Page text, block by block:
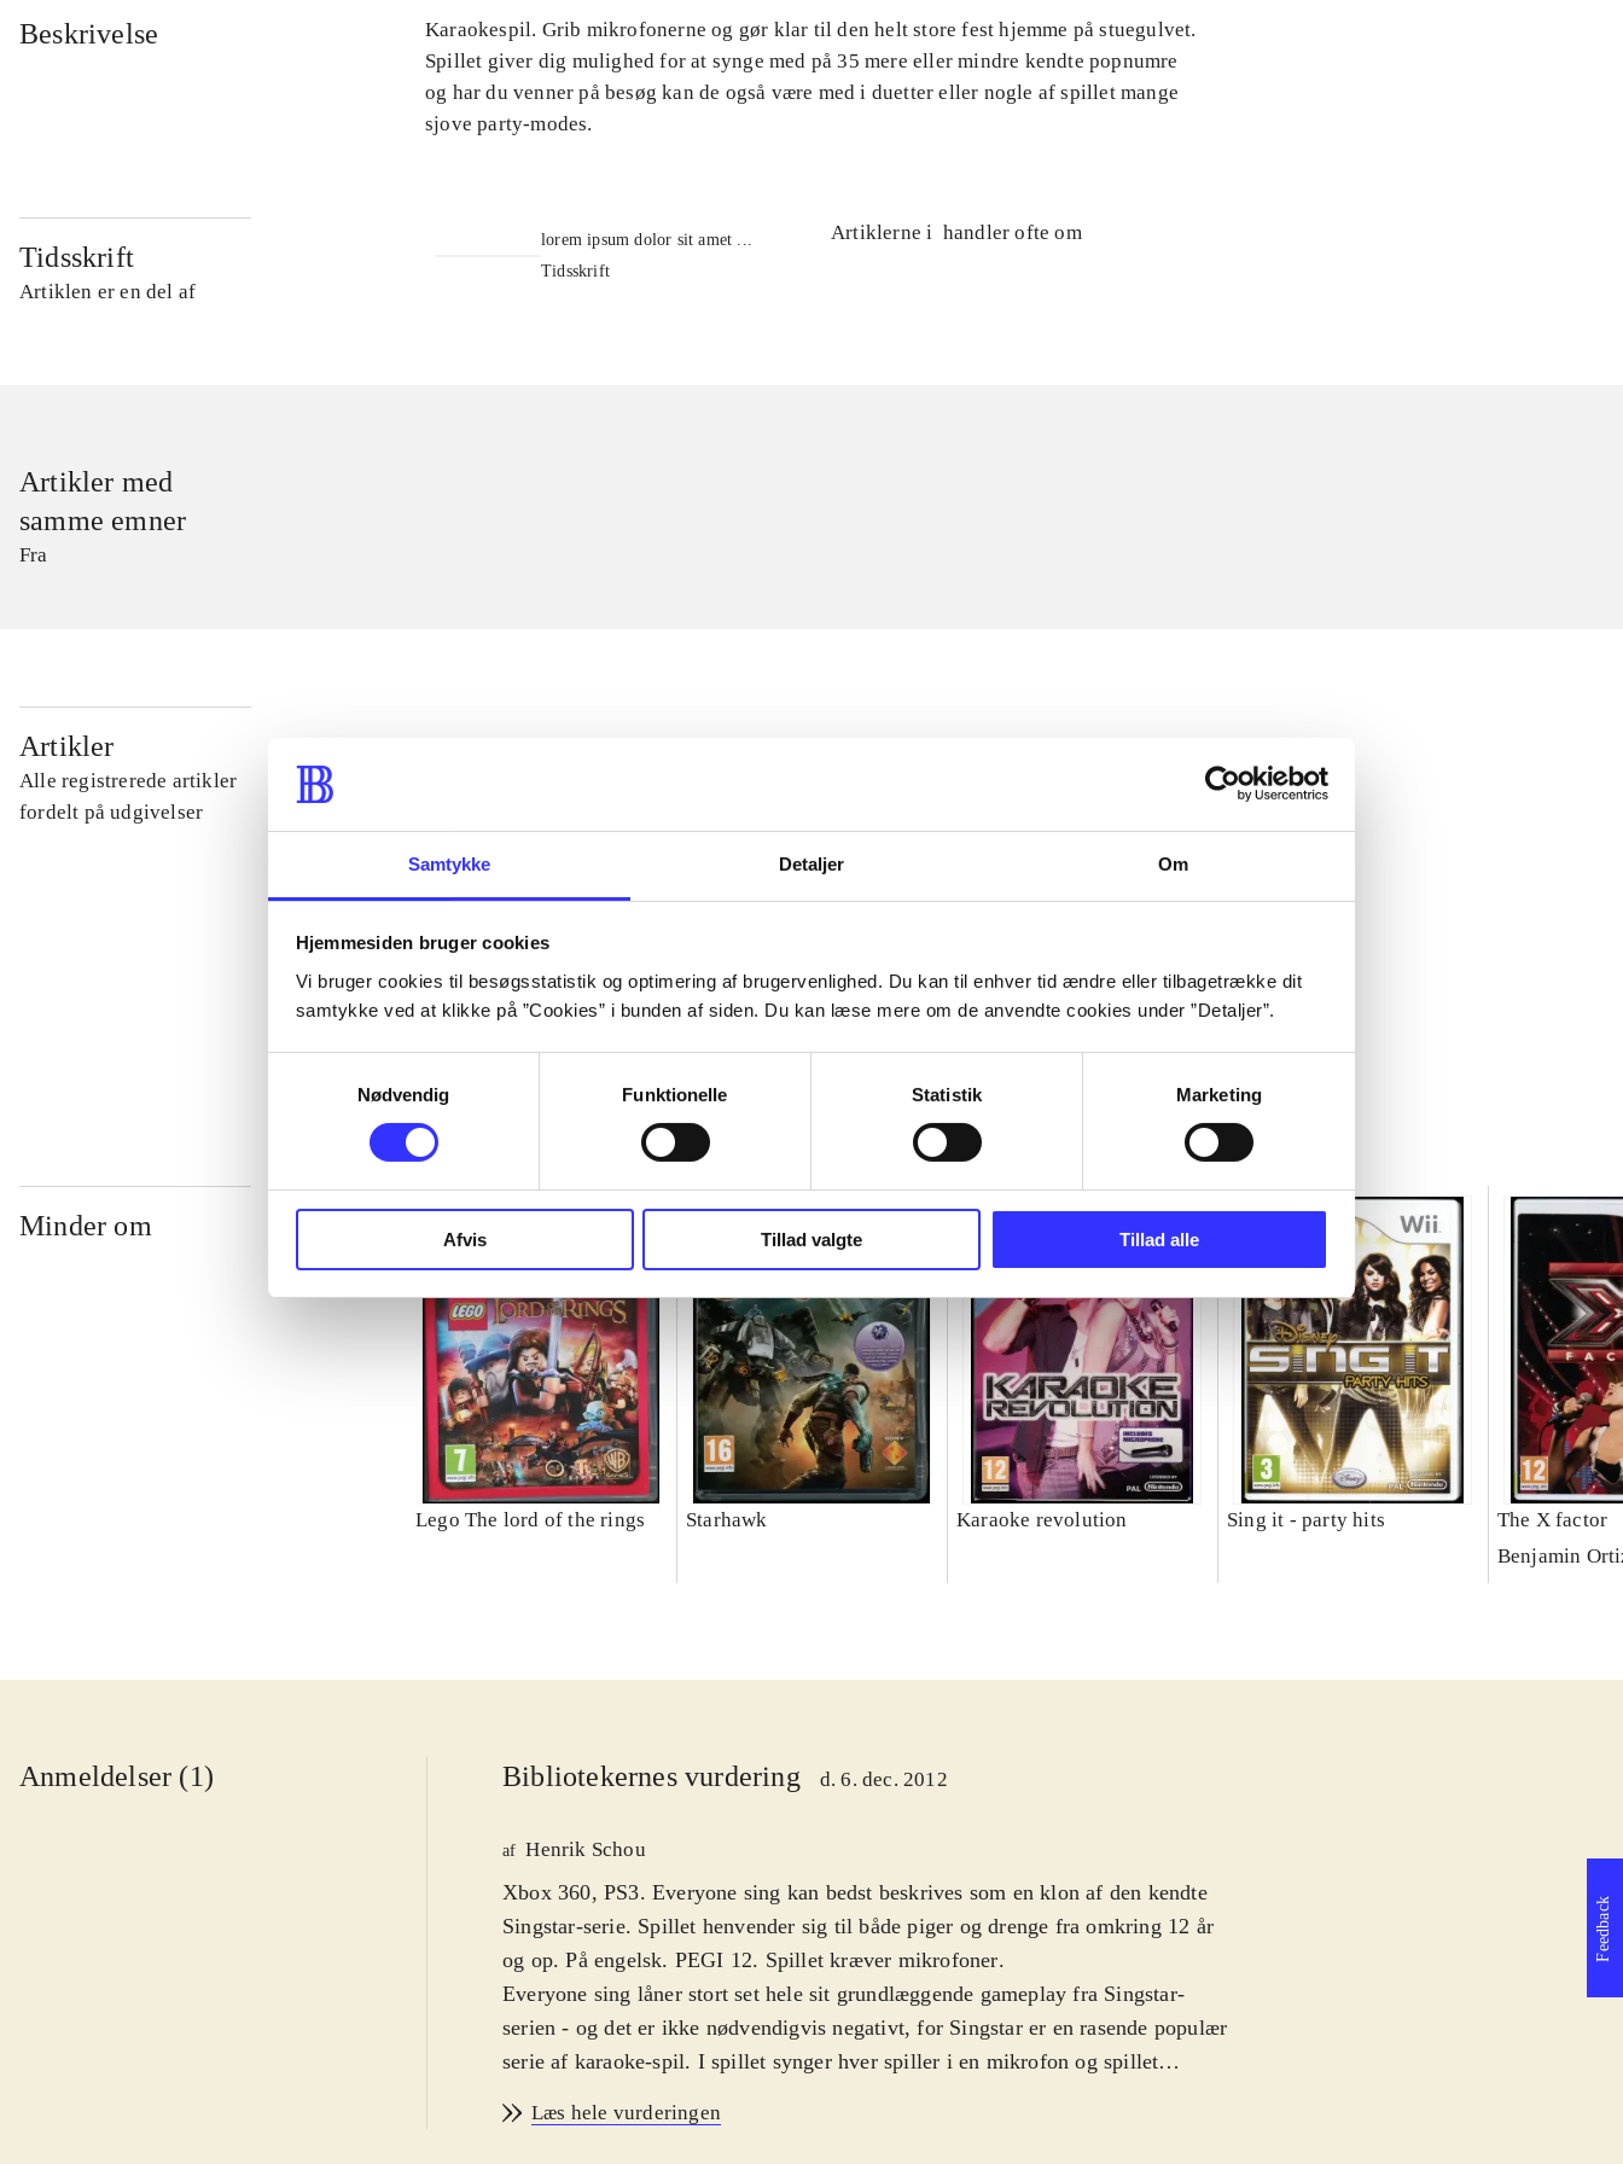
Samtykke Detaljer Om
Hjemmesiden bruger cookies
Vi bruger cookies til besøgsstatistik og optimering af brugervenlighed. Du kan til enhver tid ændre eller tilbagetrække dit
samtykke ved at klikke på ”Cookies” i bunden af siden. Du kan læse mere om de anvendte cookies under ”Detaljer”.
Nødvendig
Funktionelle Statistik Marketing
Afvis Tillad valgte Tillad alle
Beskrivelse
Karaokespil. Grib mikrofonerne og gør klar til den helt store fest hjemme på stuegulvet.
Spillet giver dig mulighed for at synge med på 35 mere eller mindre kendte popnumre
og har du venner på besøg kan de også være med i duetter eller nogle af spillet mange
sjove party-modes.
Tidsskrift
Artiklen er en del af
lorem ipsum dolor sit amet ...
Tidsskrift
Artiklerne i handler ofte om
Artikler med
samme emner
Fra
Artikler
Alle registrerede artikler
fordelt på udgivelser
Minder om
Lego The lord of the rings Starhawk Karaoke revolution Sing it - party hits
The X factor
Benjamin
Anmeldelser (1) Bibliotekernes vurdering d. 6. dec. 2012
af Henrik Schou
Xbox 360, PS3. Everyone sing kan bedst beskrives som en klon af den kendte
Singstar-serie. Spillet henvender sig til både piger og drenge fra omkring 12 år
og op. På engelsk. PEGI 12. Spillet kræver mikrofoner.
Everyone sing låner stort set hele sit grundlæggende gameplay fra Singstar-
serien - og det er ikke nødvendigvis negativt, for Singstar er en rasende populær
serie af karaoke-spil. I spillet synger hver spiller i en mikrofon og spillet
tonen og lejet præcist får de point - det er rørende simpelt, så alle kan være
Læs hele vurderingen
Feedback